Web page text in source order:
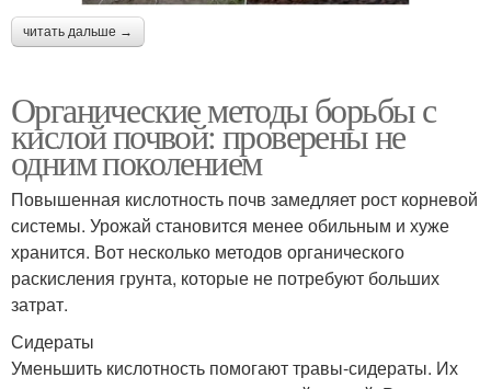
читать дальше →
Органические методы борьбы с
кислой почвой: проверены не
одним поколением
Повышенная кислотность почв замедляет рост корневой
системы. Урожай становится менее обильным и хуже
хранится. Вот несколько методов органического
раскисления грунта, которые не потребуют больших
затрат.
Сидераты
Уменьшить кислотность помогают травы-сидераты. Их